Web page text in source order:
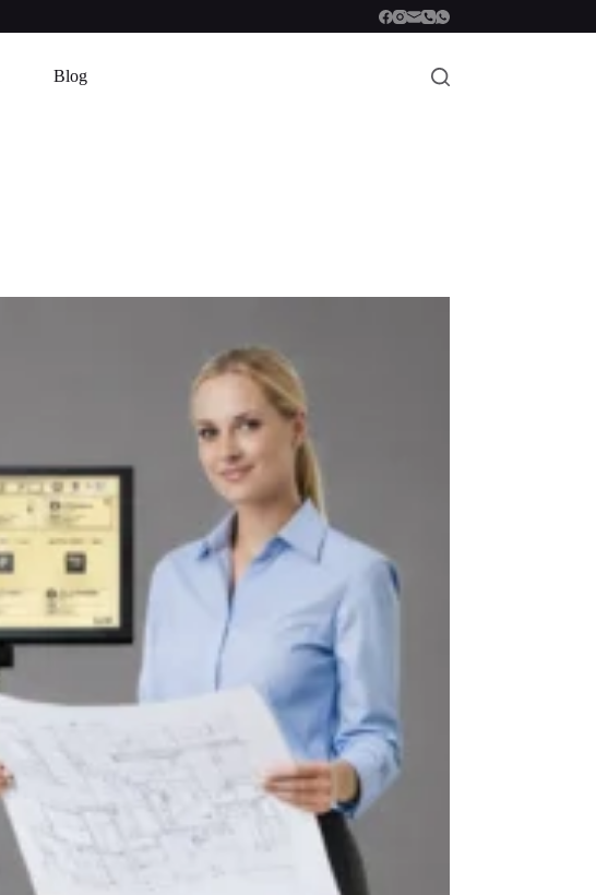
Blog